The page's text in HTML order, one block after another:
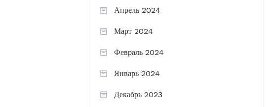
Апрель 2024
Март 2024
Февраль 2024
Январь 2024
Декабрь 2023